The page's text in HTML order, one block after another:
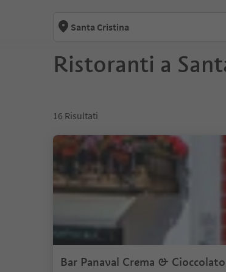
Santa Cristina
Ristoranti a
16 Risultati
Bar Panaval Crema & Cioccolato